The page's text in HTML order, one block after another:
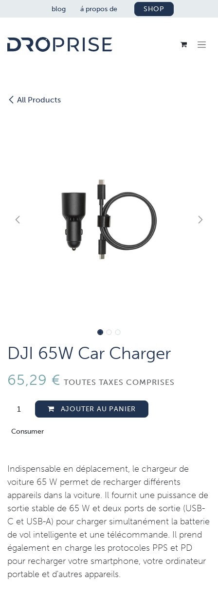
SE RENDRE AU CONTENU
blog á propos de SHOP
All Products
DJI 65W Car Charger
65,29 € TOUTES TAXES COMPRISES
AJOUTER AU PANIER
Consumer
Indispensable en déplacement, le chargeur de
voiture 65 W permet de recharger différents
appareils dans la voiture. Il fournit une puissance de
sortie stable de 65 W et deux ports de sortie (USB-
C et USB-A) pour charger simultanément la batterie
de vol intelligente et une télécommande. Il prend
également en charge les protocoles PPS et PD
pour recharger votre smartphone, votre ordinateur
portable et d'autres appareils.